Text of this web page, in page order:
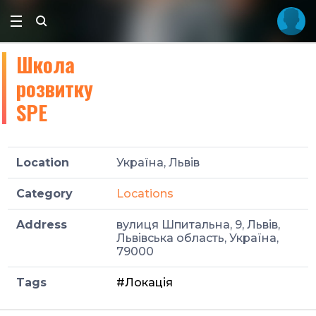
Школа
розвитку
SPE
Location Україна, Львів
Category Locations
Address
вулиця Шпитальна, 9, Львів,
Львівська область, Україна,
79000
Tags #Локація